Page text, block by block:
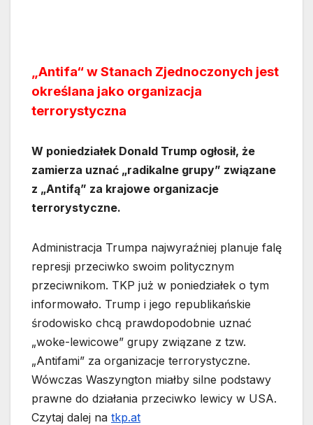
„Antifa“ w Stanach Zjednoczonych jest
określana jako organizacja
terrorystyczna
W poniedziałek Donald Trump ogłosił, że
zamierza uznać „radikalne grupy” związane
z „Antifą” za krajowe organizacje
terrorystyczne.
Administracja Trumpa najwyraźniej planuje falę
represji przeciwko swoim politycznym
przeciwnikom. TKP już w poniedziałek o tym
informowało. Trump i jego republikańskie
środowisko chcą prawdopodobnie uznać
„woke-lewicowe” grupy związane z tzw.
„Antifami” za organizacje terrorystyczne.
Wówczas Waszyngton miałby silne podstawy
prawne do działania przeciwko lewicy w USA.
Czytaj dalej na tkp.at